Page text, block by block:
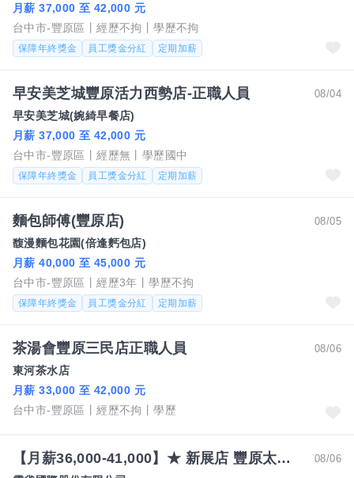
月薪 37,000 至 42,000 元
台中市-豐原區
經歷不拘 學歷不拘
保障年終獎金 員工獎金分紅 定期加薪
08/04
早安美芝城豐原活力西勢店-正職人員
早安美芝城(婉綺早餐店)
月薪 37,000 至 42,000 元
台中市-豐原區
經歷無 學歷國中
保障年終獎金 員工獎金分紅 定期加薪
08/05
麵包師傅(豐原店)
馥漫麵包花園(倍逢麫包店)
月薪 40,000 至 45,000 元
台中市-豐原區
經歷3年 學歷不拘
保障年終獎金 員工獎金分紅 定期加薪
08/06
茶湯會豐原三民店正職人員
東河茶水店
月薪 33,000 至 42,000 元
台中市-豐原區
經歷不拘 學歷
08/06
【月薪36,000-41,000】★ 新展店 豐原太平洋店【古拉爵 Grazie】營運正職人員